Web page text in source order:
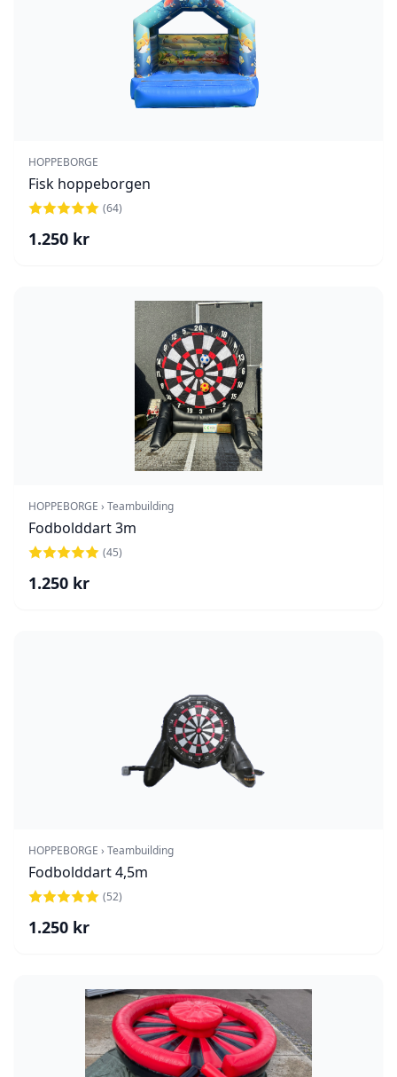
HOPPEBORGE
Fisk hoppeborgen
(64)
1.250 kr
HOPPEBORGE › Teambuilding
Fodbolddart 3m
(45)
1.250 kr
HOPPEBORGE › Teambuilding
Fodbolddart 4,5m
(52)
1.250 kr